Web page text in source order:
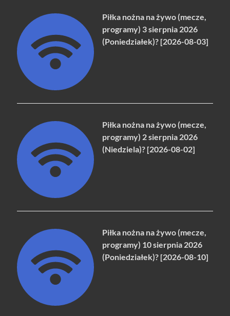
Piłka nożna na żywo (mecze,
programy) 3 sierpnia 2026
(Poniedziałek)? [2026-08-03]
Piłka nożna na żywo (mecze,
programy) 2 sierpnia 2026
(Niedziela)? [2026-08-02]
Piłka nożna na żywo (mecze,
programy) 10 sierpnia 2026
(Poniedziałek)? [2026-08-10]